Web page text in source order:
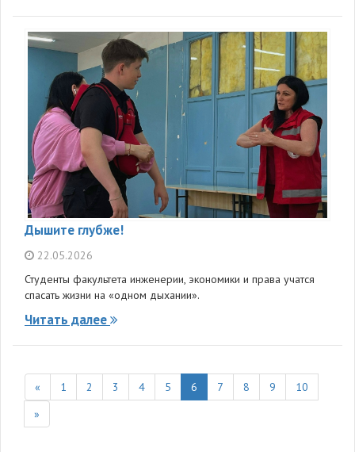
Дышите глубже!
22.05.2026
Студенты факультета инженерии, экономики и права учатся
спасать жизни на «одном дыхании».
Читать далее
« 1 2 3 4 5 6 7 8 9
10
»